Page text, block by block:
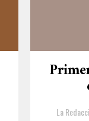
La